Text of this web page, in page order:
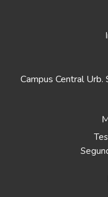
Campus Central